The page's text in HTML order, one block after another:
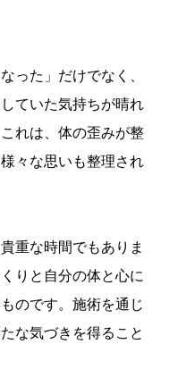
った」だけでなく、
ていた気持ちが晴れ
れは、体の歪みが整
々な思いも整理され
重な時間でもありま
りと自分の体と心に
のです。施術を通じ
な気づきを得ること